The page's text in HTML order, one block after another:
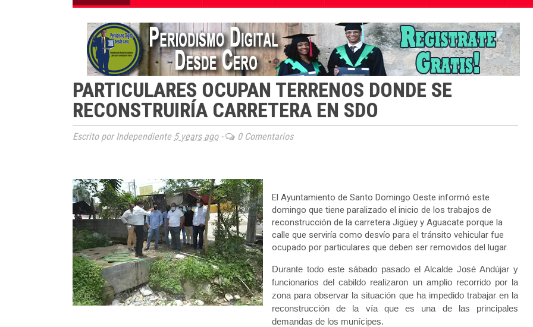
PARTICULARES OCUPAN TERRENOS DONDE SE
RECONSTRUIRÍA CARRETERA EN SDO
Escrito por Independiente 5 years ago- 0 Comentarios
El Ayuntamiento de Santo Domingo Oeste informó este
domingo que tiene paralizado el inicio de los trabajos de
reconstrucción de la carretera Jigüey y Aguacate porque la
calle que serviría como desvío para el tránsito vehicular fue
ocupado por particulares que deben ser removidos del lugar.
Durante todo este sábado pasado el Alcalde José Andújar y
funcionarios del cabildo realizaron un amplio recorrido por la
zona para observar la situación que ha impedido trabajar en la
reconstrucción de la vía que es una de las principales
demandas de los munícipes.